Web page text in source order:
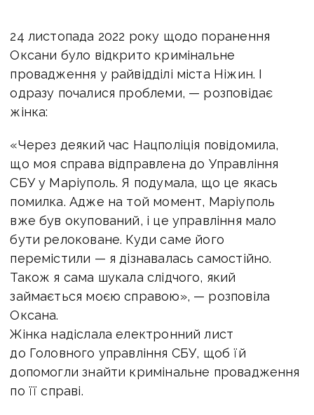
24 листопада 2022 року щодо поранення
Оксани було відкрито кримінальне
провадження у райвідділі міста Ніжин. І
одразу почалися проблеми, — розповідає
жінка:
«Через деякий час Нацполіція повідомила,
що моя справа відправлена до Управління
СБУ у Маріуполь. Я подумала, що це якась
помилка. Адже на той момент, Маріуполь
вже був окупований, і це управління мало
бути релоковане. Куди саме його
перемістили — я дізнавалась самостійно.
Також я сама шукала слідчого, який
займається моєю справою», — розповіла
Оксана.
Жінка надіслала електронний лист
до Головного управління СБУ, щоб їй
допомогли знайти кримінальне провадження
по її справі.